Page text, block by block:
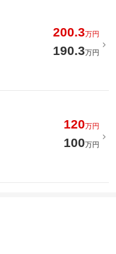
200.3万円
190.3万円
120万円
100万円